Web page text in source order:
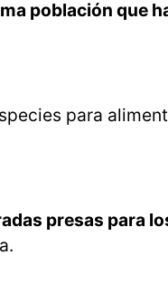
población que
para
presas para